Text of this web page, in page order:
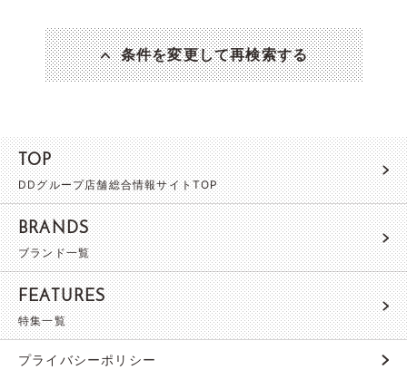
条件を変更して再検索する
TOP
DDグループ店舗総合情報サイトTOP
BRANDS
ブランド一覧
FEATURES
特集一覧
プライバシーポリシー